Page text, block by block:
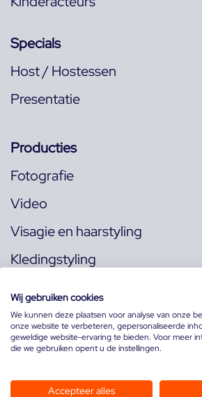
Specials
Host / Hostessen
Presentatie
Producties
Fotografie
Video
Visagie en haarstyling
Kledingstyling
Volg ons op:
Wij gebruiken cookies
We kunnen deze plaatsen voor analyse van onze
onze website te verbeteren, gepersonaliseerde
geweldige website-ervaring te bieden. Voor meer
die we gebruiken opent u de instellingen.
Accepteer alles